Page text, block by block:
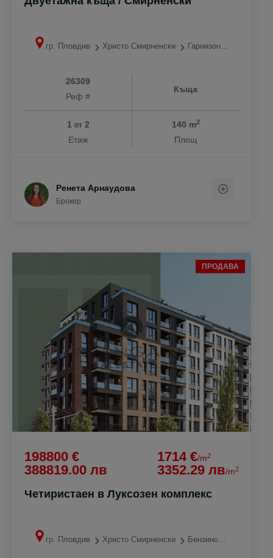
гр. Пловдив Христо Смирненски Гарнизонна фурна
26309
Реф #
Къща
1 от2
Етаж
140 m2
Площ
Ренета Арнаудова
Брокер
ПРОДАВА
198800 €
388819.00 лв
1714 €/m2
3352.29 лв/m2
Четиристаен в Луксозен комплекс
гр. Пловдив Христо Смирненски Бензиностанция ЕКО